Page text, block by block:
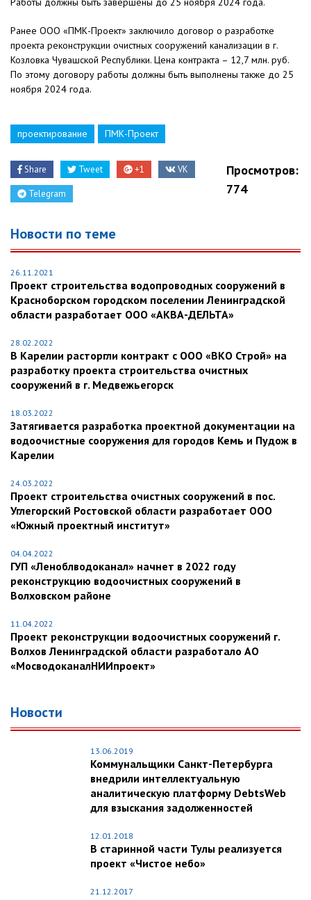
Ранее ООО «ПМК-Проект» заключило договор о разработке
проекта реконструкции очистных сооружений канализации в г.
Козловка Чувашской Республики. Цена контракта – 12,7 млн. руб.
По этому договору работы должны быть выполнены также до 25
ноября 2024 года.
проектирование ПМК-Проект
Share Tweet +1 VK
Telegram
Просмотров:
774
Новости по теме
26.11.2021
Проект строительства водопроводных сооружений в
Красноборском городском поселении Ленинградской
области разработает ООО «АКВА-ДЕЛЬТА»
28.02.2022
В Карелии расторгли контракт с ООО «ВКО Строй» на
разработку проекта строительства очистных
сооружений в г. Медвежьегорск
18.03.2022
Затягивается разработка проектной документации на
водоочистные сооружения для городов Кемь и Пудож в
Карелии
24.03.2022
Проект строительства очистных сооружений в пос.
Углегорский Ростовской области разработает ООО
«Южный проектный институт»
04.04.2022
ГУП «Леноблводоканал» начнет в 2022 году
реконструкцию водоочистных сооружений в
Волховском районе
11.04.2022
Проект реконструкции водоочистных сооружений г.
Волхов Ленинградской области разработало АО
«МосводоканалНИИпроект»
Новости
13.06.2019
Коммунальщики Санкт-Петербурга
внедрили интеллектуальную
аналитическую платформу DebtsWeb
для взыскания задолженностей
12.01.2018
В старинной части Тулы реализуется
проект «Чистое небо»
21.12.2017